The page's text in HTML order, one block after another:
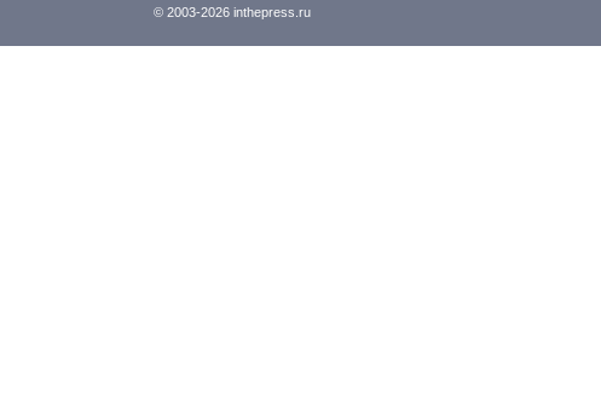
© 2003-2026 inthepress.ru